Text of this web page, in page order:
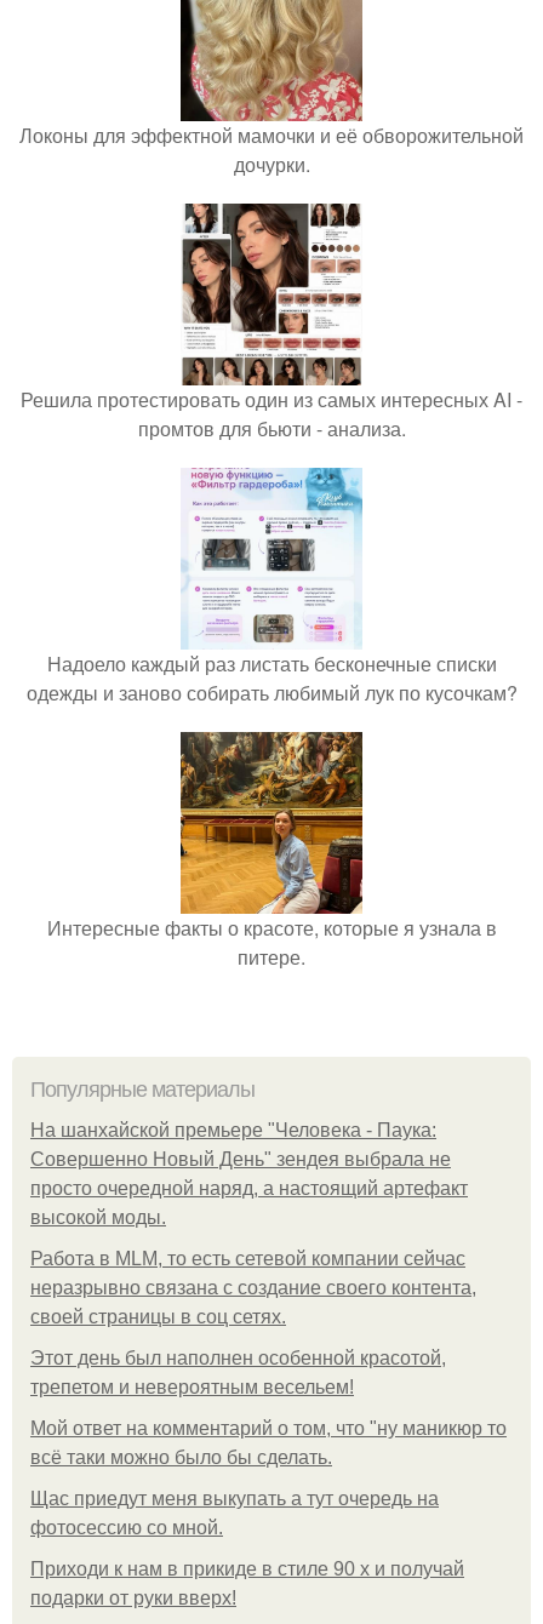
Локоны для эффектной мамочки и её обворожительной
дочурки.
Решила протестировать один из самых интересных AI -
промтов для бьюти - анализа.
Надоело каждый раз листать бесконечные списки
одежды и заново собирать любимый лук по кусочкам?
Интересные факты о красоте, которые я узнала в
питере.
Популярные материалы
На шанхайской премьере "Человека - Паука:
Совершенно Новый День" зендея выбрала не
просто очередной наряд, а настоящий артефакт
высокой моды.
Работа в MLM, то есть сетевой компании сейчас
неразрывно связана с создание своего контента,
своей страницы в соц сетях.
Этот день был наполнен особенной красотой,
трепетом и невероятным весельем!
Мой ответ на комментарий о том, что "ну маникюр то
всё таки можно было бы сделать.
Щас приедут меня выкупать а тут очередь на
фотосессию со мной.
Приходи к нам в прикиде в стиле 90 х и получай
подарки от руки вверх!